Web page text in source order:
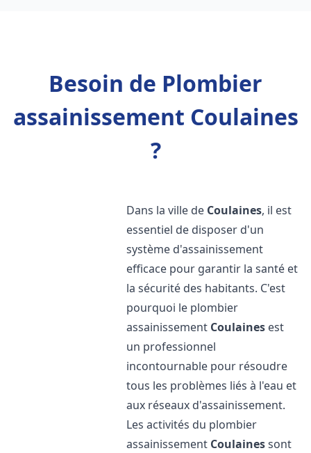
Besoin de Plombier
assainissement Coulaines
?
Dans la ville de Coulaines, il est
essentiel de disposer d'un
système d'assainissement
efficace pour garantir la santé et
la sécurité des habitants. C'est
pourquoi le plombier
assainissement Coulaines est
un professionnel
incontournable pour résoudre
tous les problèmes liés à l'eau et
aux réseaux d'assainissement.
Les activités du plombier
assainissement Coulainessont